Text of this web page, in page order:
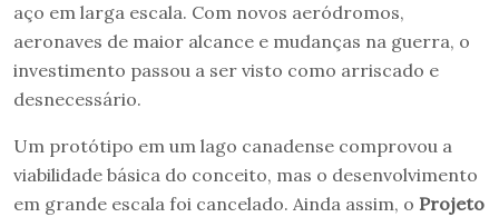
aço em larga escala. Com novos aeródromos,
aeronaves de maior alcance e mudanças na guerra, o
investimento passou a ser visto como arriscado e
desnecessário.
Um protótipo em um lago canadense comprovou a
viabilidade básica do conceito, mas o desenvolvimento
em grande escala foi cancelado. Ainda assim, o Projeto